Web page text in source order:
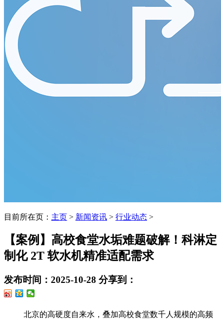
目前所在页： 主页 > 新闻资讯 > 行业动态 >
【案例】高校食堂水垢难题破解！科淋定
制化 2T 软水机精准适配需求
发布时间：2025-10-28 分享到：
北京的高硬度自来水，叠加高校食堂数千人规模的高频